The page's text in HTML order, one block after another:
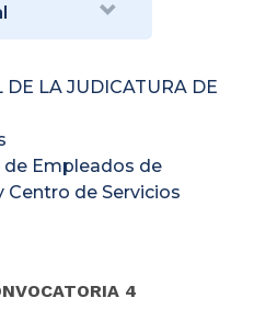
DE LA JUDICATURA DE
Empleados de
Centro de Servicios
4